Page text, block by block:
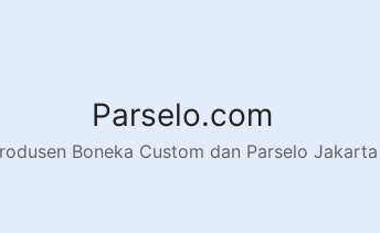
Parselo.com
Boneka Custom dan Parselo Jakarta